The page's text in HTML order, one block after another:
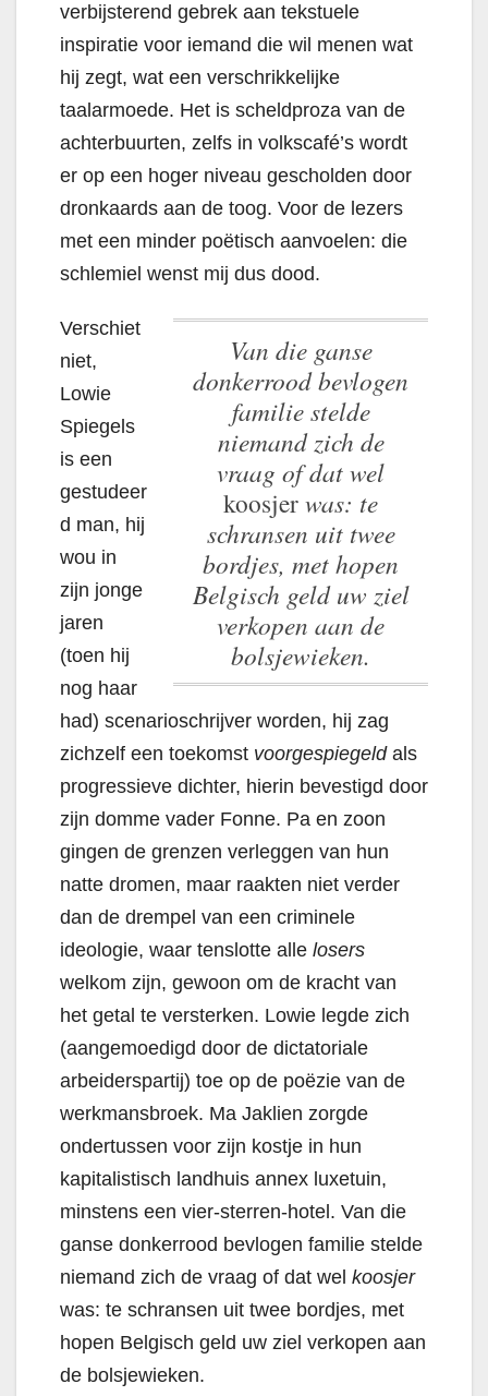
verbijsterend gebrek aan tekstuele
inspiratie voor iemand die wil menen wat
hij zegt, wat een verschrikkelijke
taalarmoede. Het is scheldproza van de
achterbuurten, zelfs in volkscafé’s wordt
er op een hoger niveau gescholden door
dronkaards aan de toog. Voor de lezers
met een minder poëtisch aanvoelen: die
schlemiel wenst mij dus dood.
Van die ganse
donkerrood bevlogen
familie stelde
niemand zich de
vraag of dat wel
koosjerwas: te
schransen uit twee
bordjes, met hopen
Belgisch geld uw ziel
verkopen aan de
bolsjewieken.
Verschiet
niet,
Lowie
Spiegels
is een
gestudeer
d man, hij
wou in
zijn jonge
jaren
(toen hij
nog haar
had) scenarioschrijver worden, hij zag
zichzelf een toekomst voorgespiegeldals
progressieve dichter, hierin bevestigd door
zijn domme vader Fonne. Pa en zoon
gingen de grenzen verleggen van hun
natte dromen, maar raakten niet verder
dan de drempel van een criminele
ideologie, waar tenslotte alle losers
welkom zijn, gewoon om de kracht van
het getal te versterken. Lowie legde zich
(aangemoedigd door de dictatoriale
arbeiderspartij) toe op de poëzie van de
werkmansbroek. Ma Jaklien zorgde
ondertussen voor zijn kostje in hun
kapitalistisch landhuis annex luxetuin,
minstens een vier-sterren-hotel. Van die
ganse donkerrood bevlogen familie stelde
niemand zich de vraag of dat wel koosjer
was: te schransen uit twee bordjes, met
hopen Belgisch geld uw ziel verkopen aan
de bolsjewieken.